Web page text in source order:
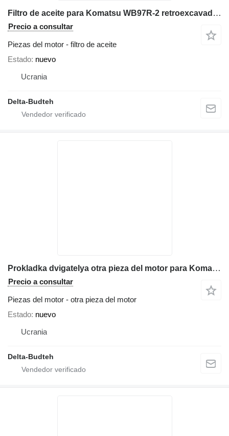
Filtro de aceite para Komatsu WB97R-2 retroexcavadora
Precio a consultar
Piezas del motor - filtro de aceite
Estado nuevo
Ucrania
Delta-Budteh
Prokladka dvigatelya otra pieza del motor para Komatsu WB93r-5 retroexcavadora
Precio a consultar
Piezas del motor - otra pieza del motor
Estado nuevo
Ucrania
Delta-Budteh